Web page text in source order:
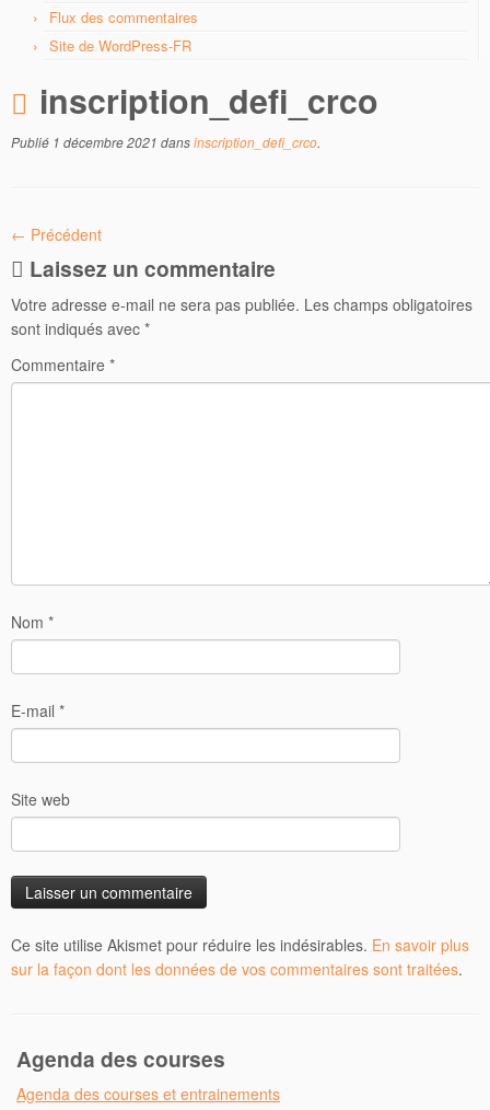
Flux des commentaires
Site de WordPress-FR
inscription_defi_crco
Publié 1 décembre 2021 dansinscription_defi_crco.
← Précédent
Laissez un commentaire
Votre adresse e-mail ne sera pas publiée. Les champs obligatoires
sont indiqués avec *
Commentaire *
Nom *
E-mail *
Site web
Ce site utilise Akismet pour réduire les indésirables. En savoir plus
sur la façon dont les données de vos commentaires sont traitées.
Agenda des courses
Agenda des courses et entrainements